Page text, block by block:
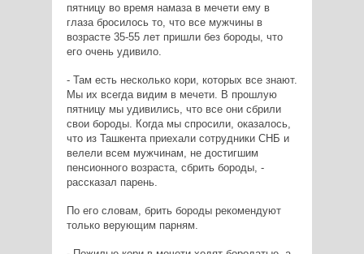
пятницу во время намаза в мечети ему в
глаза бросилось то, что все мужчины в
возрасте 35-55 лет пришли без бороды, что
его очень удивило.
- Там есть несколько кори, которых все знают.
Мы их всегда видим в мечети. В прошлую
пятницу мы удивились, что все они сбрили
свои бороды. Когда мы спросили, оказалось,
что из Ташкента приехали сотрудники СНБ и
велели всем мужчинам, не достигшим
пенсионного возраста, сбрить бороды, -
рассказал парень.
По его словам, брить бороды рекомендуют
только верующим парням.